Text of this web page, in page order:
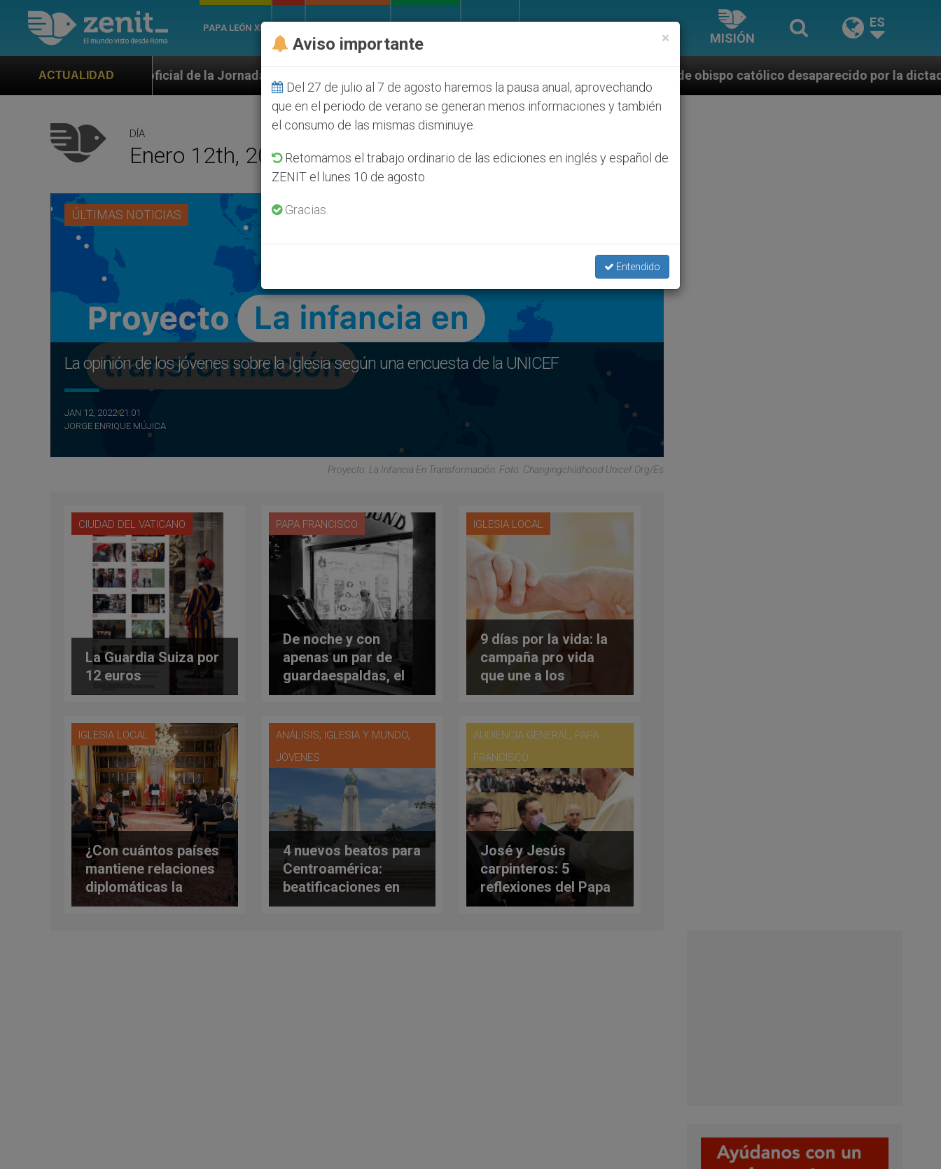
PAPA LEÓN XIV
MISIÓN
ES
ACTUALIDAD
oficial de la Jornada Mundial de la Juventud Seúl 2027 ONU se pronuncia ante caso de obispo católico desaparecido por la dictadura nicaragüense
DÍA
Enero 12th, 2022
ÚLTIMAS NOTICIAS
La opinión de los jóvenes sobre la Iglesia según una encuesta de la UNICEF
JAN 12, 2022 21:01
JORGE ENRIQUE MÚJICA
Proyecto: La Infancia En Transformación. Foto: Changingchildhood.unicef.org/es
CIUDAD DEL VATICANO
La Guardia Suiza por
12 euros
PAPA FRANCISCO
De noche y con
apenas un par de
guardaespaldas, el
Papa acude a una
Roma
IGLESIA LOCAL
9 días por la vida: la
campaña pro vida
que une a los
católicos
IGLESIA LOCAL
¿Con cuántos países
mantiene relaciones
diplomáticas la
Soberana Orden de
ANÁLISIS, IGLESIA Y MUNDO,
JÓVENES
4 nuevos beatos para
Centroamérica:
beatificaciones en
San Salvador el
AUDIENCIA GENERAL, PAPA
FRANCISCO
José y Jesús
carpinteros: 5
reflexiones del Papa
Francisco sobre el
×
Aviso importante
Del 27 de julio al 7 de agosto haremos la pausa anual, aprovechando
que en el periodo de verano se generan menos informaciones y también
el consumo de las mismas disminuye.
Retomamos el trabajo ordinario de las ediciones en inglés y español de
ZENIT el lunes 10 de agosto.
Gracias.
Entendido